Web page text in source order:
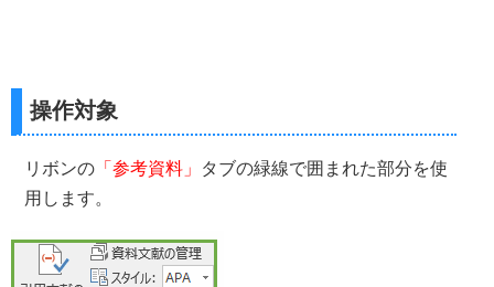
操作対象
リボンの 「参考資料」
タブの緑線で囲まれた部分を使
用します。